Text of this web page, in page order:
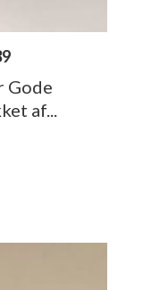
Gode
af...